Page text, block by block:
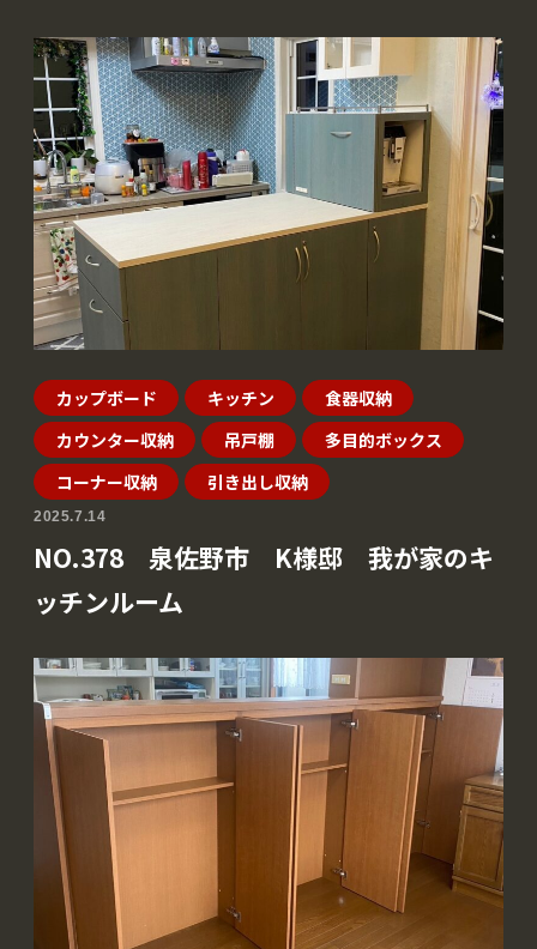
カップボード キッチン
食器収納
カウンター収納
吊戸棚
多目的ボックス
コーナー収納
引き出し収納
2025.7.14
NO.378 泉佐野市 K様邸 我が家のキ
ッチンルーム